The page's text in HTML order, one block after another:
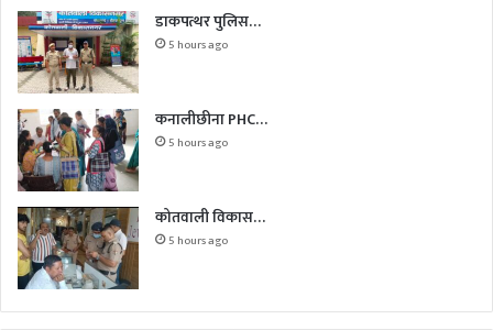
डाकपत्थर पुलिस…
5 hours ago
कनालीछीना PHC…
5 hours ago
कोतवाली विकास…
5 hours ago